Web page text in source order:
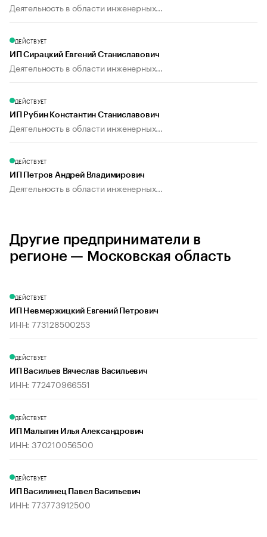
Деятельность в области инженерных...
ДЕЙСТВУЕТ
ИП Сирацкий Евгений Станиславович
Деятельность в области инженерных...
ДЕЙСТВУЕТ
ИП Рубин Константин Станиславович
Деятельность в области инженерных...
ДЕЙСТВУЕТ
ИП Петров Андрей Владимирович
Деятельность в области инженерных...
Другие предприниматели в
регионе — Московская область
ДЕЙСТВУЕТ
ИП Невмержицкий Евгений Петрович
ИНН: 773128500253
ДЕЙСТВУЕТ
ИП Васильев Вячеслав Васильевич
ИНН: 772470966551
ДЕЙСТВУЕТ
ИП Малыгин Илья Александрович
ИНН: 370210056500
ДЕЙСТВУЕТ
ИП Василинец Павел Васильевич
ИНН: 773773912500